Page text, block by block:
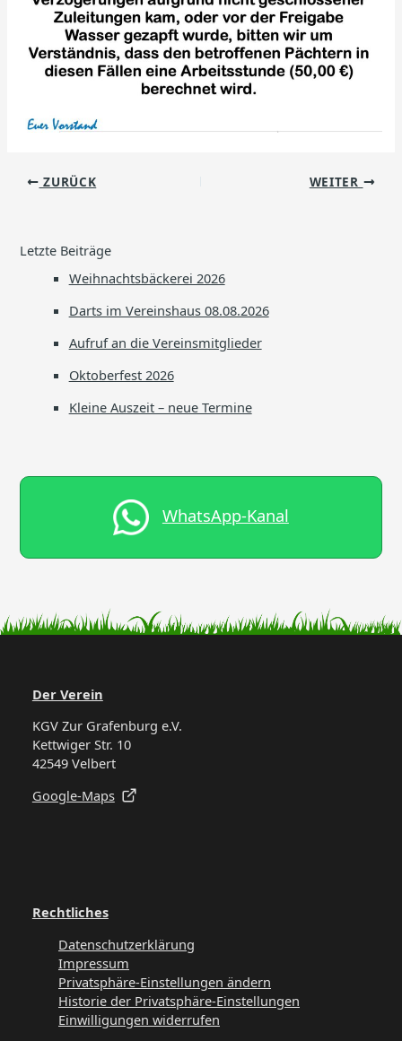
ZURÜCK WEITER
Letzte Beiträge
Weihnachtsbäckerei 2026
Darts im Vereinshaus 08.08.2026
Aufruf an die Vereinsmitglieder
Oktoberfest 2026
Kleine Auszeit – neue Termine
WhatsApp-Kanal
Der Verein
KGV Zur Grafenburg e.V.
Kettwiger Str. 10
42549 Velbert
Google-Maps
Rechtliches
Datenschutzerklärung
Impressum
Privatsphäre-Einstellungen ändern
Historie der Privatsphäre-Einstellungen
Einwilligungen widerrufen